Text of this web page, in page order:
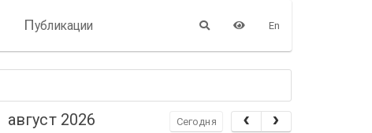
Публикации En
август 2026 Сегодня